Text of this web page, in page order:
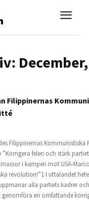
Filippinernas
Filippinernas Kommunistiska
felen och stärk
i kampen mot USA-
revolution!”1 I uttalandet
alla partiets kadrer
en omfattande